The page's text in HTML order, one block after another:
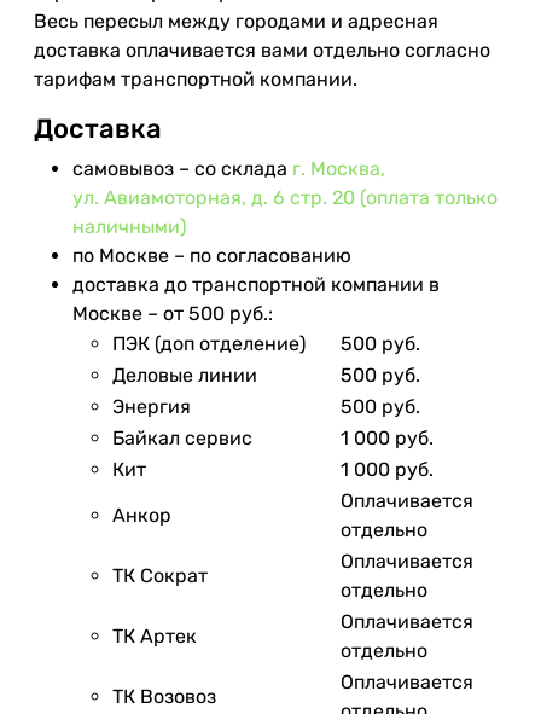
Весь пересыл между городами и адресная
доставка оплачивается вами отдельно согласно
тарифам транспортной компании.
Доставка
самовывоз – со склада г. Москва,
ул. Авиамоторная, д. 6 стр. 20 (оплата только
наличными)
по Москве – по согласованию
доставка до транспортной компании в
Москве – от 500 руб.:
ПЭК (доп отделение)
500 руб.
Деловые линии
500 руб.
Энергия
500 руб.
Байкал сервис
1 000 руб.
Кит
1 000 руб.
Анкор
Оплачивается
отдельно
ТК Сократ
Оплачивается
отдельно
ТК Артек
Оплачивается
отдельно
ТК Возовоз
Оплачивается